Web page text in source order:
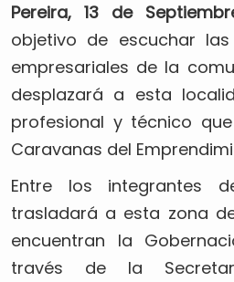
Pereira, 13 de
objetivo de escuchar
empresariales de la
desplazará a esta
profesional y técnico
Caravanas del
Entre los integrantes
trasladará a esta zona
encuentran la
través de la